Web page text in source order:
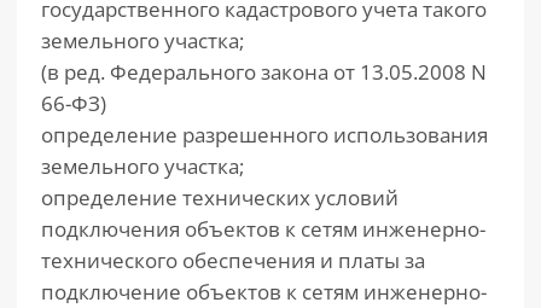
государственного кадастрового учета такого
земельного участка;
(в ред. Федерального закона от 13.05.2008 N
66-ФЗ)
определение разрешенного использования
земельного участка;
определение технических условий
подключения объектов к сетям инженерно-
технического обеспечения и платы за
подключение объектов к сетям инженерно-